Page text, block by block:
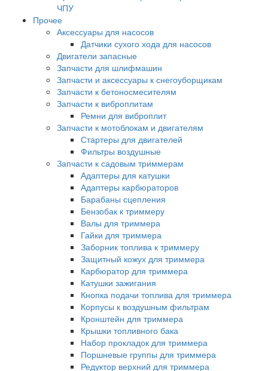
ЧПУ
Прочее
Аксессуары для насосов
Датчики сухого хода для насосов
Двигатели запасные
Запчасти для шлифмашин
Запчасти и аксессуары к снегоуборщикам
Запчасти к бетоносмесителям
Запчасти к виброплитам
Ремни для виброплит
Запчасти к мотоблокам и двигателям
Стартеры для двигателей
Фильтры воздушные
Запчасти к садовым триммерам
Адаптеры для катушки
Адаптеры карбюраторов
Барабаны сцепления
Бензобак к триммеру
Валы для триммера
Гайки для триммера
Заборник топлива к триммеру
Защитный кожух для триммера
Карбюратор для триммера
Катушки зажигания
Кнопка подачи топлива для триммера
Корпусы к воздушным фильтрам
Кронштейн для триммера
Крышки топливного бака
Набор прокладок для триммера
Поршневые группы для триммера
Редуктор верхний для триммера